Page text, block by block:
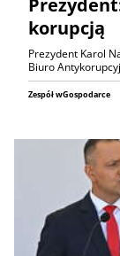
korupcją
Prezydent Karol
Biuro
Zespół wGospodarce